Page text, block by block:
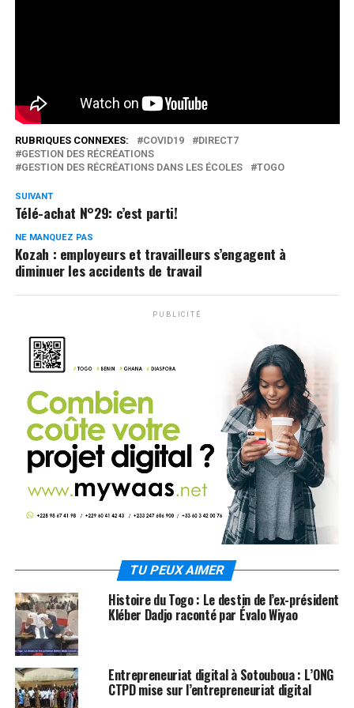
RUBRIQUES CONNEXES: COVID19
DIRECT7
GESTION DES RÉCRÉATIONS
GESTION DES RÉCRÉATIONS DANS LES ÉCOLES
TOGO
SUIVANT
Télé-achat N°29: c’est parti!
NE MANQUEZ PAS
Kozah : employeurs et travailleurs s’engagent à
diminuer les accidents de travail
PUBLICITÉ
TU PEUX AIMER
Histoire du Togo : Le destin de l’ex-président
Kléber Dadjo raconté par Évalo Wiyao
Entrepreneuriat digital à Sotouboua : L’ONG
CTPD mise sur l’entrepreneuriat digital